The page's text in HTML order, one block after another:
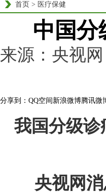
首页 > 医疗保健
中国分
来源：央视
分享到： QQ空间 新浪微博腾讯微
我国分级诊
央视网消